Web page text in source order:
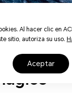
de color
Al hacer clic en
sitio, autoriza su uso.
aceptar